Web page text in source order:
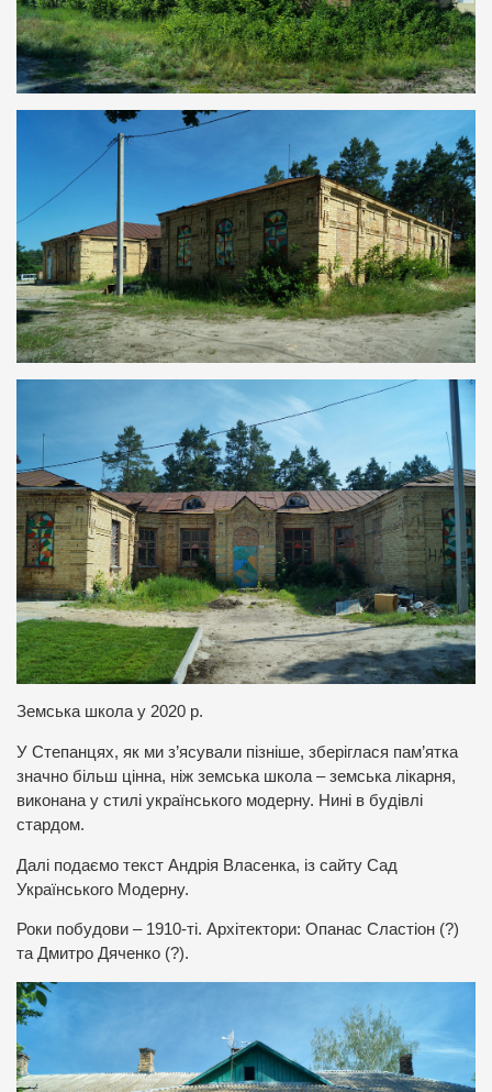
Земська школа у 2020 р.
У Степанцях, як ми з’ясували пізніше, зберіглася пам’ятка
значно більш цінна, ніж земська школа – земська лікарня,
виконана у стилі українського модерну. Нині в будівлі
стардом.
Далі подаємо текст Андрія Власенка, із сайту Сад
Українського Модерну.
Роки побудови – 1910-ті. Архітектори: Опанас Сластіон (?)
та Дмитро Дяченко (?).